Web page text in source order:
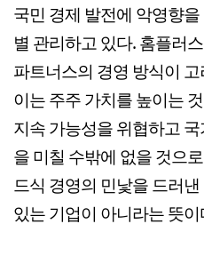
국민 경제 발전에 악영향
별 관리하고 있다. 홈플러
파트너스의 경영 방식이
이는 주주 가치를 높이는
지속 가능성을 위협하고
을 미칠 수밖에 없을 것으
드식 경영의 민낯을 드러
있는 기업이 아니라는 뜻이